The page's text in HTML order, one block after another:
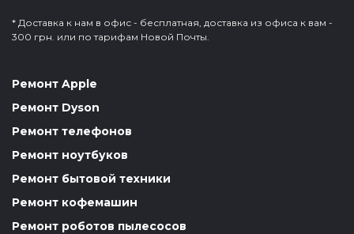
* Доставка к нам в офис - бесплатная, доставка из офиса к вам -
300 грн. или по тарифам Новой Почты.
Ремонт Apple
Ремонт Dyson
Ремонт телефонов
Ремонт ноутбуков
Ремонт бытовой техники
Ремонт кофемашин
Ремонт роботов пылесосов